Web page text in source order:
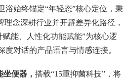
浴始终锚定“年轻态”核心定位，秉
理念深耕行业并开辟差异化路径，
能、人性化功能赋能”为核心逻
对话的产品语言与情感连接。
便器， 搭载“15重抑菌科技”，将